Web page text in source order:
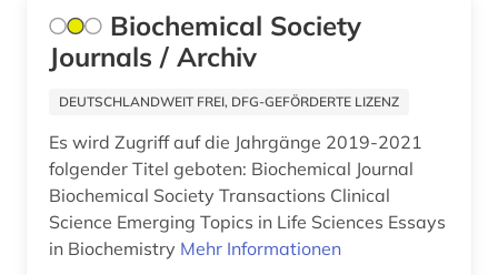
physik (15)
politische wissenschaft (2)
polymere (3)
polymerforschung (1)
Biochemical Society
Journals / Archiv
DEUTSCHLANDWEIT FREI, DFG-GEFÖRDERTE LIZENZ
Es wird Zugriff auf die Jahrgänge 2019-2021
folgender Titel geboten: Biochemical Journal
Biochemical Society Transactions Clinical
Science Emerging Topics in Life Sciences Essays
in Biochemistry Mehr Informationen